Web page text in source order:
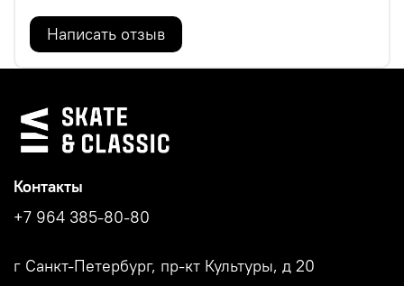
Написать отзыв
Контакты
+7 964 385-80-80
г Санкт-Петербург, пр-кт Культуры, д 20